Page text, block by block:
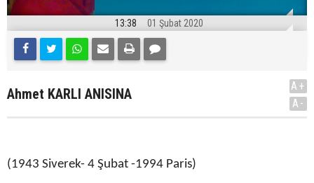
13:38 01 Şubat 2020
Ahmet KARLI ANISINA
A+
A-
(1943 Siverek- 4 Şubat -1994 Paris)